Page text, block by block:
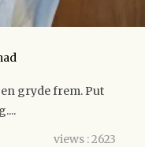
gryde frem. Put
views : 2623